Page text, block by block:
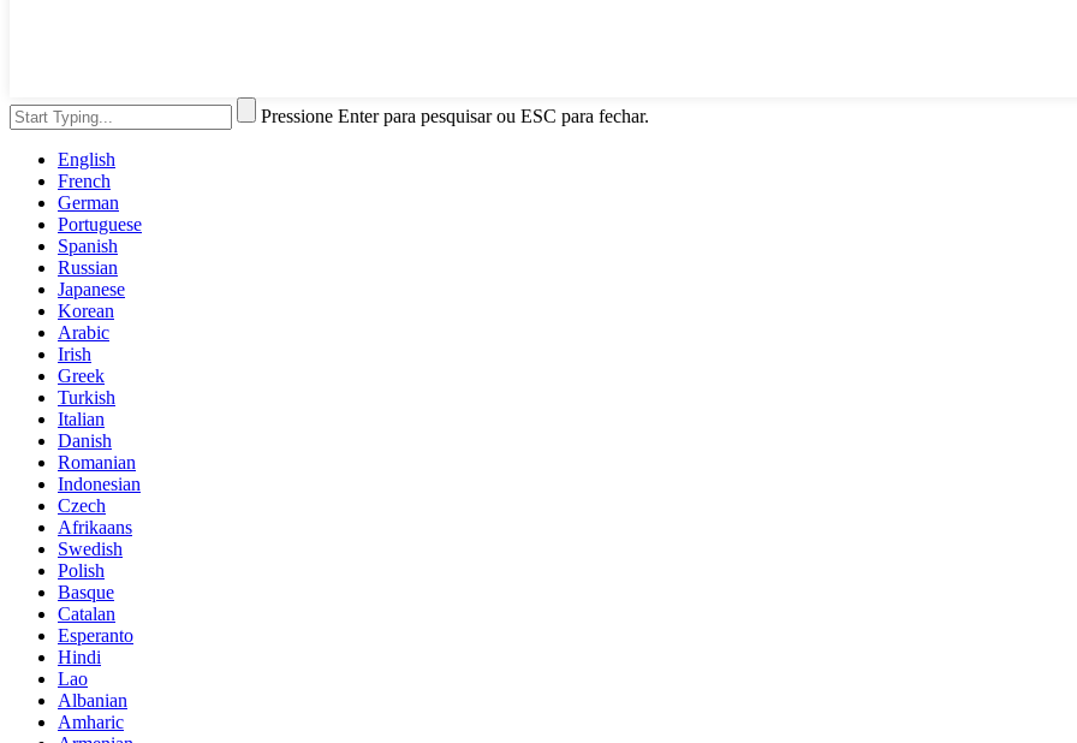
Pressione Enter para pesquisar ou ESC para fechar.
English
French
German
Portuguese
Spanish
Russian
Japanese
Korean
Arabic
Irish
Greek
Turkish
Italian
Danish
Romanian
Indonesian
Czech
Afrikaans
Swedish
Polish
Basque
Catalan
Esperanto
Hindi
Lao
Albanian
Amharic